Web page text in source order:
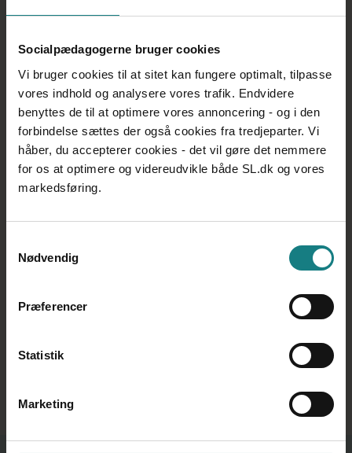
Socialpædagogerne bruger cookies
Vi bruger cookies til at sitet kan fungere optimalt, tilpasse
vores indhold og analysere vores trafik. Endvidere
benyttes de til at optimere vores annoncering - og i den
forbindelse sættes der også cookies fra tredjeparter. Vi
håber, du accepterer cookies - det vil gøre det nemmere
for os at optimere og videreudvikle både SL.dk og vores
markedsføring.
Nødvendig
Præferencer
Statistik
Marketing
følger reglerne, og at forhold til kolleger, leder og borgere
kommer til forråelse, bør man leve op til sit ansvar.
arbejdspladser have en whistleblower-ordning, for det
er meget kompliceret. Men uanset hvad vil jeg mene, at
viden forpligter. Der er altid handlemuligheder, selvom
det kan være meget kompliceret ude i virkelighedens
verden.
Relateret indhold